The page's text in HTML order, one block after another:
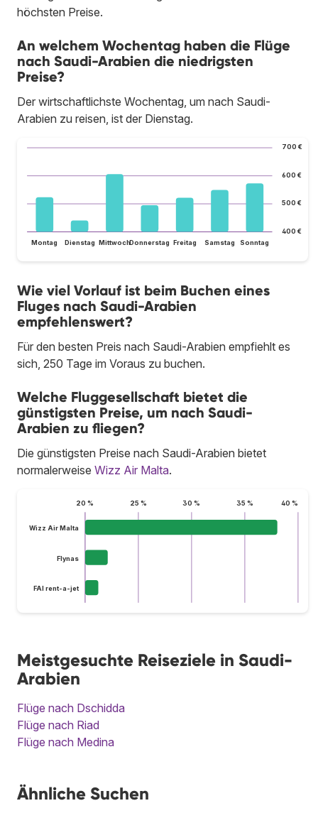
höchsten Preise.
An welchem Wochentag haben die Flüge
nach Saudi-Arabien die niedrigsten
Preise?
Der wirtschaftlichste Wochentag, um nach Saudi-
Arabien zu reisen, ist der Dienstag.
400 €
500 €
600 €
700 €
Montag Dienstag MittwochDonnerstag Freitag Samstag Sonntag
Wie viel Vorlauf ist beim Buchen eines
Fluges nach Saudi-Arabien
empfehlenswert?
Für den besten Preis nach Saudi-Arabien empfiehlt es
sich, 250 Tage im Voraus zu buchen.
Welche Fluggesellschaft bietet die
günstigsten Preise, um nach Saudi-
Arabien zu fliegen?
Die günstigsten Preise nach Saudi-Arabien bietet
normalerweise Wizz Air Malta.
20 % 25 % 30 % 35 % 40 %
Wizz Air Malta
Flynas
FAI rent-a-jet
Meistgesuchte Reiseziele in Saudi-
Arabien
Flüge nach Dschidda
Flüge nach Riad
Flüge nach Medina
Ähnliche Suchen